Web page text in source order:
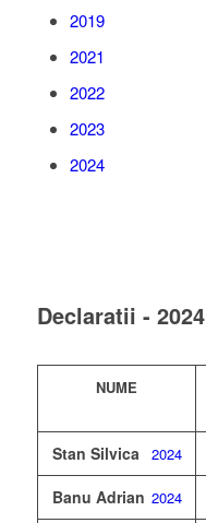
2019
2021
2022
2023
2024
Declaratii - 2024
NUME
Stan Silvica 2024
Banu Adrian 2024